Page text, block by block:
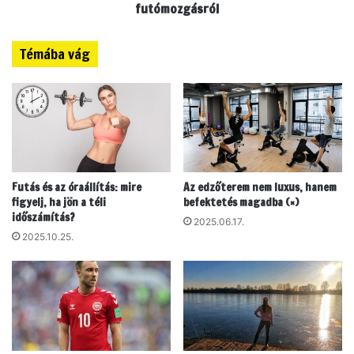
a
d
i
t
i
d
é
g
m
g
y
k
e
c
s
g
futómozgásról
Témába vág
Futás és az óraállítás: mire
figyelj, ha jön a téli
időszámítás?
2025.10.25.
Az edzőterem nem luxus, hanem
befektetés magadba (×)
2025.06.17.